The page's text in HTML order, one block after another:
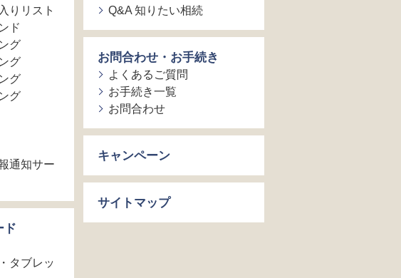
りリスト
ド
グ
グ
グ
グ
通知サー
ド
タブレッ
Q&A 知りたい相続
お問合わせ・お手続き
よくあるご質問
お手続き一覧
お問合わせ
キャンペーン
サイトマップ